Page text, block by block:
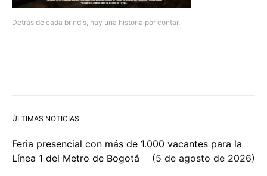
Detrás de cada brindis, hay una historia por contar.
ÚLTIMAS NOTICIAS
Feria presencial con más de 1.000 vacantes para la
Línea 1 del Metro de Bogotá
5 de agosto de 2026